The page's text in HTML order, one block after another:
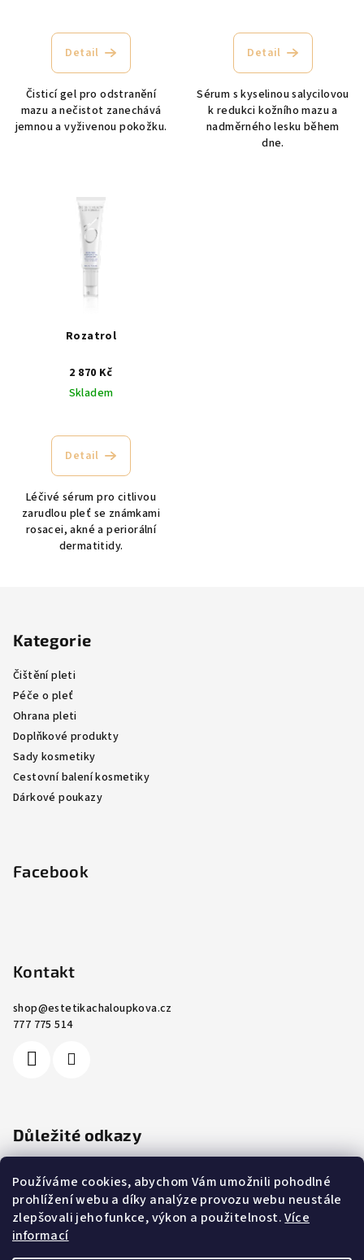
Používáme cookies, abychom Vám umožnili pohodlné
prohlížení webu a díky analýze provozu webu neustále
zlepšovali jeho funkce, výkon a použitelnost.Více
informací
hodnocení
produktu
z
5
hvězdiček.
Detail
Čisticí gel pro odstranění
mazu a nečistot zanechává
jemnou a vyživenou pokožku.
Detail
Sérum s kyselinou salycilovou
k redukci kožního mazu a
nadměrného lesku během
dne.
Rozatrol
2 870 Kč
Skladem
Detail
Léčivé sérum pro citlivou
zarudlou pleť se známkami
rosacei, akné a periorální
dermatitidy.
Kategorie
Čištění pleti
Péče o pleť
Ohrana pleti
Doplňkové produkty
Sady kosmetiky
Cestovní balení kosmetiky
Dárkové poukazy
Facebook
Kontakt
shop@estetikachaloupkova.cz
777 775 514
Důležité odkazy
Cookies
Obchodní podmínky
Reklamace a vrácení zboží